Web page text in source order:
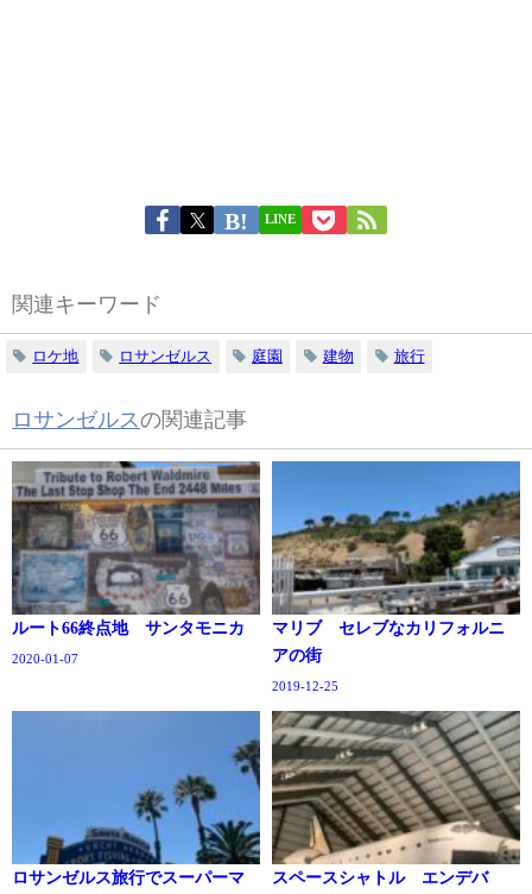
LINE
関連キーワード
ロケ地 ロサンゼルス 庭園 建物 旅行
ロサンゼルスの関連記事
ルート66終点地 サンタモニカ
2020-01-07
マリブ セレブなカリフォルニ
アの街
2019-12-25
ロサンゼルス旅行でスーパーマ
スペースシャトル エンデバ